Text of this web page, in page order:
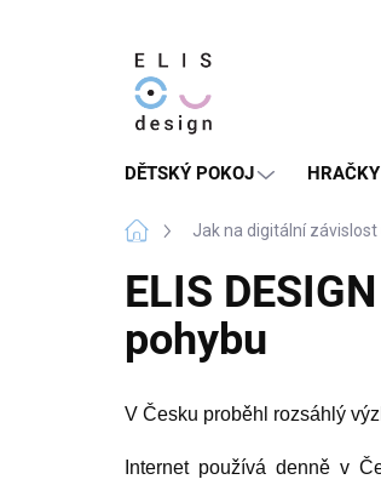
DĚTSKÝ POKOJ
Domů Jak na digitální závislost
ELIS
pohybu
V Česku proběhl rozsáhlý
Internet používá denně v